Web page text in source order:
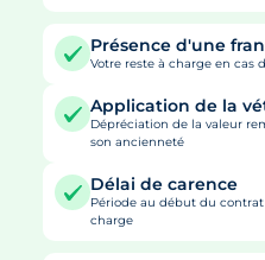
Présence d'une
Votre reste à charge en cas
Application de la
Dépréciation de la valeur
son ancienneté
Délai de carence
Période au début du
charge